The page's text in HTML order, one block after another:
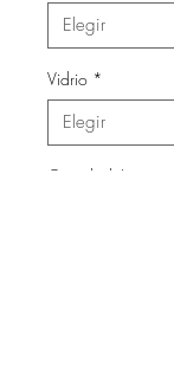
Vidrio *
Cantidad *